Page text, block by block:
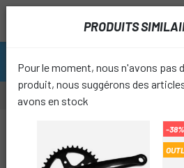
PRODUITS
Pour le moment, nous n'avons pas
produit, nous suggérons des
avons en stock
-38%